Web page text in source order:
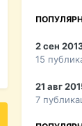
2 сен
15
21 авг
7